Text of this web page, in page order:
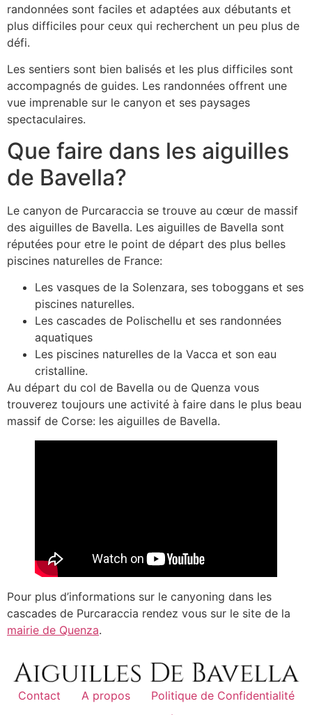
randonnées sont faciles et adaptées aux débutants et
plus difficiles pour ceux qui recherchent un peu plus de
défi.
Les sentiers sont bien balisés et les plus difficiles sont
accompagnés de guides. Les randonnées offrent une
vue imprenable sur le canyon et ses paysages
spectaculaires.
Que faire dans les aiguilles
de Bavella?
Le canyon de Purcaraccia se trouve au cœur de massif
des aiguilles de Bavella. Les aiguilles de Bavella sont
réputées pour etre le point de départ des plus belles
piscines naturelles de France:
Les vasques de la Solenzara, ses toboggans et ses
piscines naturelles.
Les cascades de Polischellu et ses randonnées
aquatiques
Les piscines naturelles de la Vacca et son eau
cristalline.
Au départ du col de Bavella ou de Quenza vous
trouverez toujours une activité à faire dans le plus beau
massif de Corse: les aiguilles de Bavella.
Pour plus d’informations sur le canyoning dans les
cascades de Purcaraccia rendez vous sur le site de la
mairie de Quenza.
Contact A propos
Politique de Confidentialité